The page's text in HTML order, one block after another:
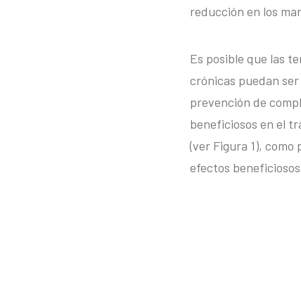
reducción en los
Es posible que las
crónicas puedan
prevención de
beneficiosos en el
(ver Figura 1),
efectos